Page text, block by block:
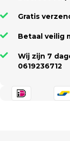
Gratis
Betaal veilig
Wij zijn 7
0619236712